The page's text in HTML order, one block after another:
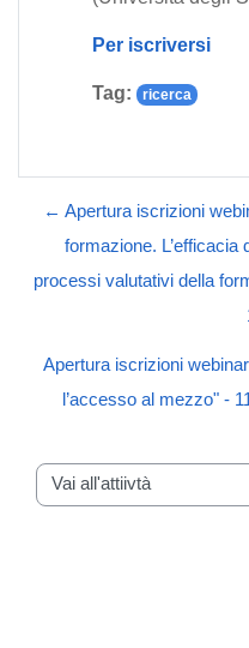
Per iscriversi
Tag: ricerca
← Apertura iscrizioni
formazione. L’efficacia
processi valutativi della
Apertura iscrizioni
l’accesso al mezzo" -
Vai all'attiivtà